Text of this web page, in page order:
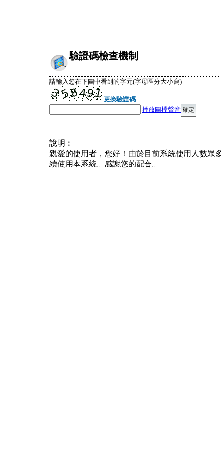
驗證碼檢查機制
請輸入您在下圖中看到的字元(字母區分大小寫)
更換驗證碼
播放圖檔聲音
說明︰
親愛的使用者，您好！由於目前系統使用人數眾
續使用本系統。感謝您的配合。